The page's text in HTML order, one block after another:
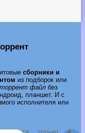
сборники и
из подборок или
торрент файл без
планшет. И с
исполнителя или